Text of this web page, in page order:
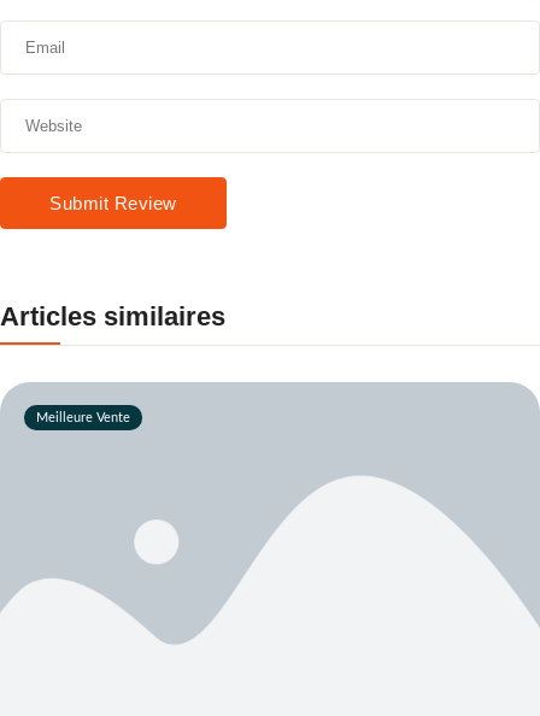
Submit Review
Articles similaires
Meilleure Vente